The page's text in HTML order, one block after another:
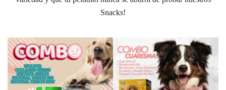
Snacks!